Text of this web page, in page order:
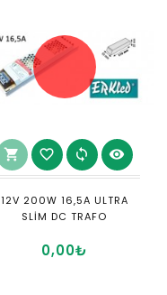
shopping_cart favorite_border sync visibility
12V 200W 16,5A ULTRA
SLİM DC TRAFO
0,00₺